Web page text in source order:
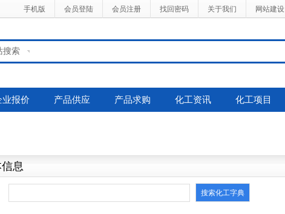
手机版 会员登陆 会员注册 找回密码 关于我们 网站建设
搜索
业报价 产品供应 产品求购 化工资讯 化工项目
息